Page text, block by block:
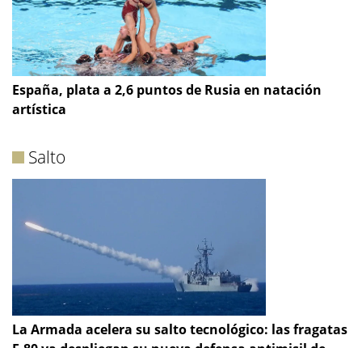
España, plata a 2,6 puntos de Rusia en natación
artística
Salto
La Armada acelera su salto tecnológico: las fragatas